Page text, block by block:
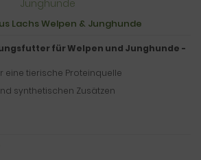
Lachs Welpen & Junghunde
für Welpen und Junghunde -
eine tierische Proteinquelle
synthetischen Zusätzen